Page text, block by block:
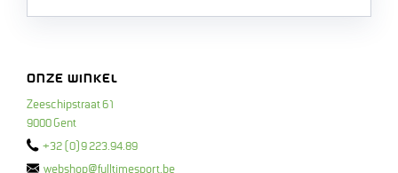
ONZE WINKEL
Zeeschipstraat 61
9000 Gent
+32 (0)9 223.94.89
webshop@fulltimesport.be